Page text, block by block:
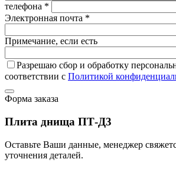
телефона *
Электронная почта *
Примечание, если есть
Разрешаю сбор и обработку
соответствии с Политикой
Форма заказа
Плита днища ПТ-Д3
Оставьте Ваши данные, менеджер
уточнения деталей.